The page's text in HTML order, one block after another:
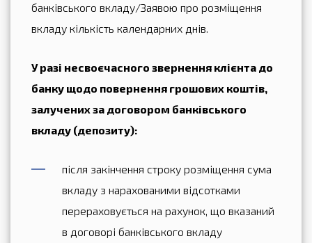
банківського вкладу/Заявою про розміщення
вкладу кількість календарних днів.
У разі несвоєчасного звернення клієнта до
банку щодо повернення грошових коштів,
залучених за договором банківського
вкладу (депозиту):
після закінчення строку розміщення сума
вкладу з нарахованими відсотками
перераховується на рахунок, що вказаний
в договорі банківського вкладу